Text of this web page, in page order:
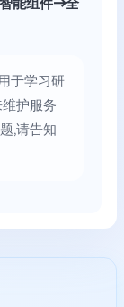
能组件→全
于学习研
护服务
,请告知